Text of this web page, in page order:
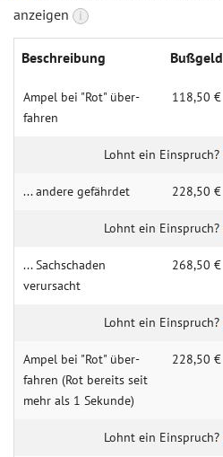
anzeigen
i
Beschrei­bung Buß­geld
Ampel bei "Rot" über­
fahren
118,50 €
... andere gefährdet 228,50 €
... Sachschaden
verursacht
268,50 €
Am­pel bei "Rot" über­
fahren (Rot bereits seit
mehr als 1 Sek­unde)
228,50 €